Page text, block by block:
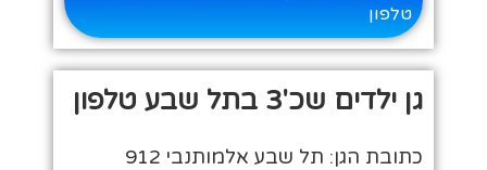
טלפון
גן ילדים שכ'3 בתל שבע טלפון
כתובת הגן: תל שבע אלמותנבי 912